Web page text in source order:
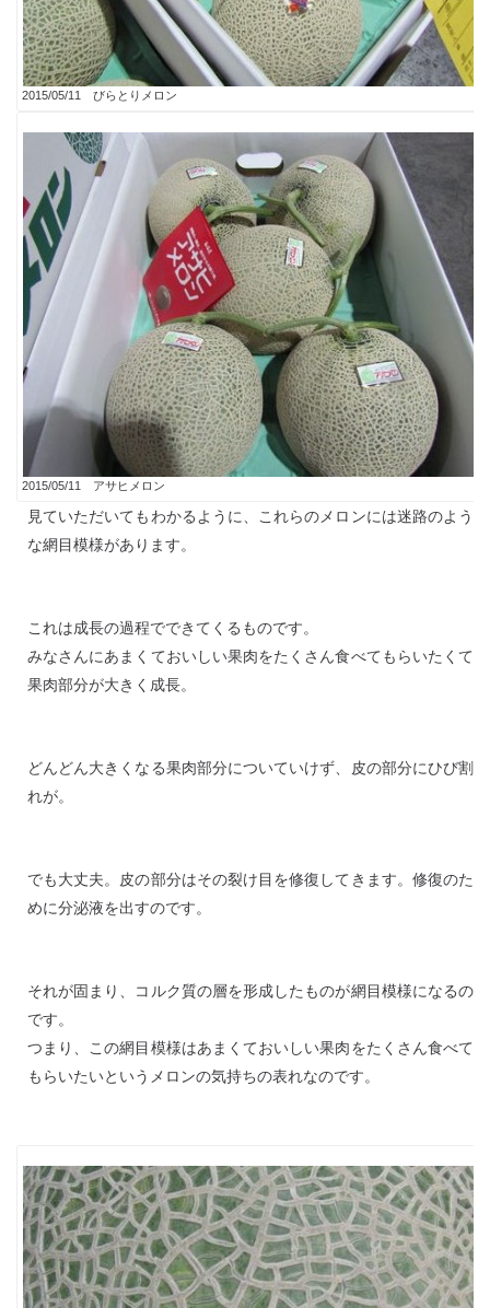
2015/05/11 びらとりメロン
2015/05/11 アサヒメロン
見ていただいてもわかるように、これらのメロンには迷路のよう
な網目模様があります。
これは成長の過程でできてくるものです。
みなさんにあまくておいしい果肉をたくさん食べてもらいたくて
果肉部分が大きく成長。
どんどん大きくなる果肉部分についていけず、皮の部分にひび割
れが。
でも大丈夫。皮の部分はその裂け目を修復してきます。修復のた
めに分泌液を出すのです。
それが固まり、コルク質の層を形成したものが網目模様になるの
です。
つまり、この網目模様はあまくておいしい果肉をたくさん食べて
もらいたいというメロンの気持ちの表れなのです。